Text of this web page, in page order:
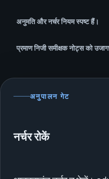
अनुमति और नर्चर नियम स्पष्ट हैं।
प्रमाण निजी समीक्षक नोट्स को
अनुपालन गेट
नर्चर रोकें